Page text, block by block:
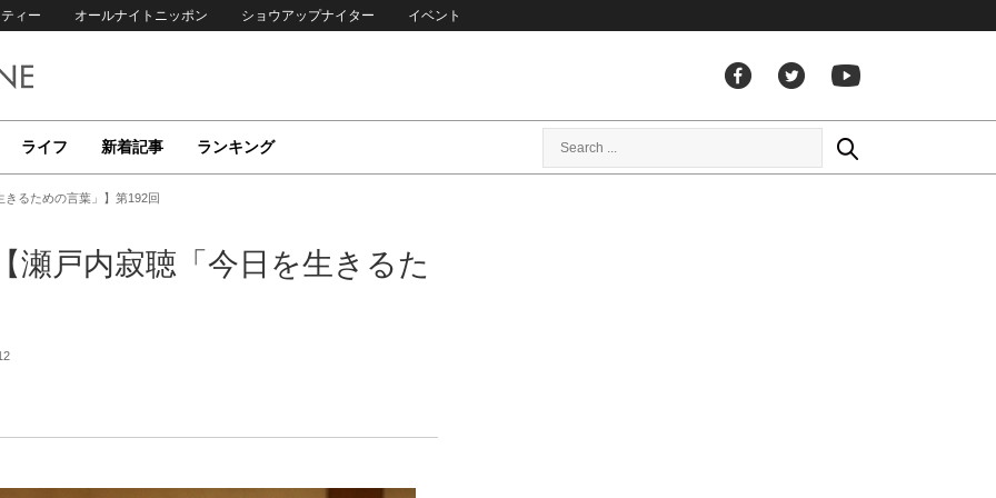
ィー オールナイトニッポン ショウアップナイター イベント
ライフ 新着記事 ランキング
るための言葉」】第192回
瀬戸内寂聴「今日を生きるた